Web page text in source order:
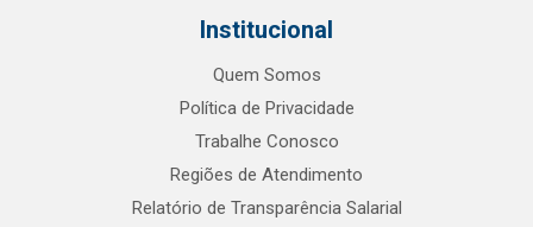
Institucional
Quem Somos
Política de Privacidade
Trabalhe Conosco
Regiões de Atendimento
Relatório de Transparência Salarial